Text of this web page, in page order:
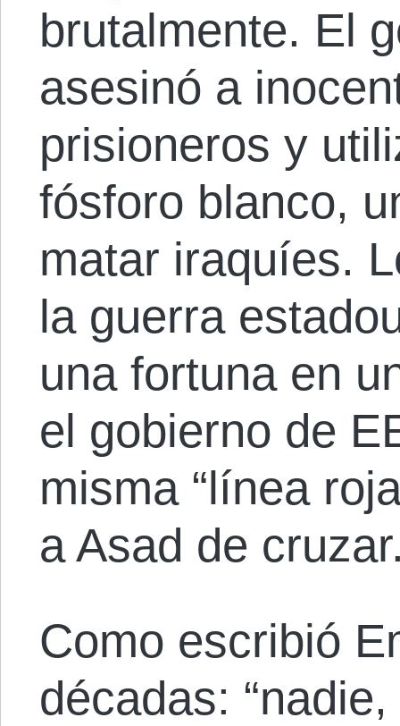
brutalmente. El
asesinó a
prisioneros y
fósforo blanco,
matar iraquíes.
la guerra
una fortuna en
el gobierno de
misma “línea
a Asad de
Como escribió
décadas: